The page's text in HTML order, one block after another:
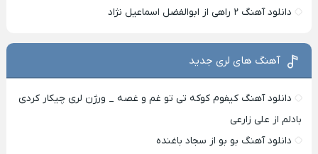
دانلود آهنگ ۲ راهی از ابوالفضل اسماعیل نژاد
آهنگ های لری جدید
دانلود آهنگ کیفوم کوکه تی تو غم و غصه _ ورژن لری چیکار کردی
بادلم از علی زارعی
دانلود آهنگ بو بو از سجاد باغنده